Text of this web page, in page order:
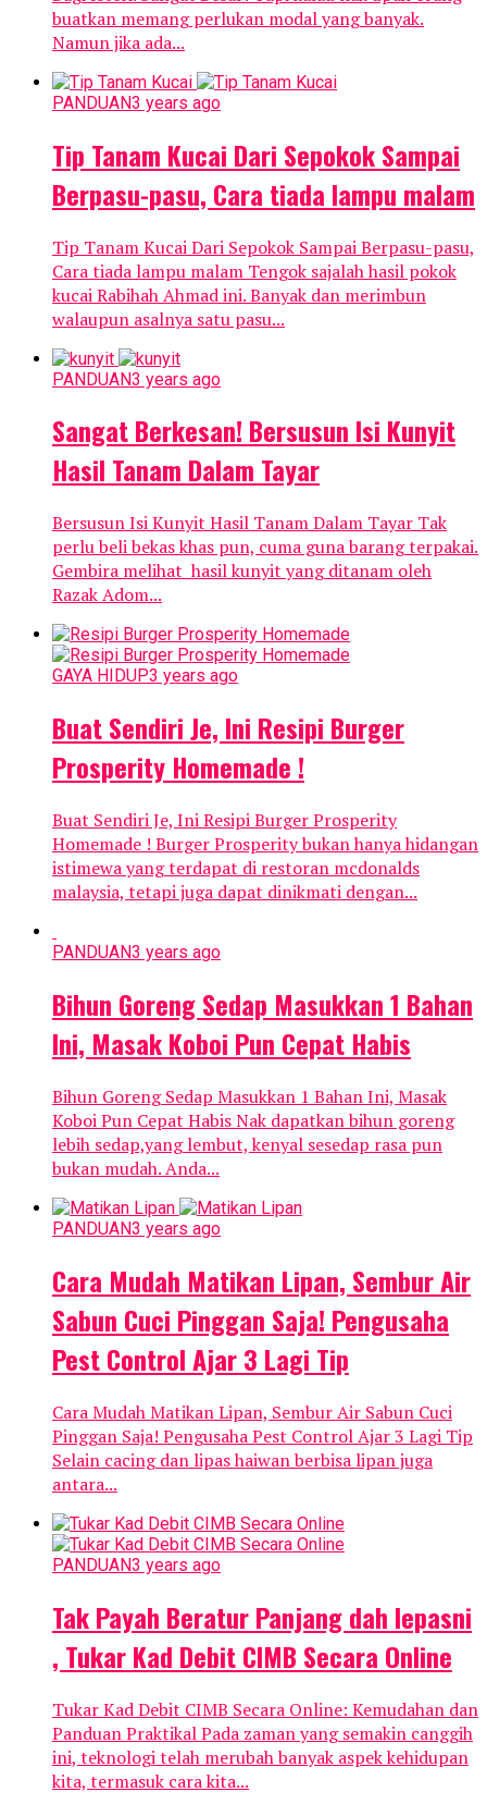
buatkan memang perlukan modal yang banyak.
Namun jika ada...
PANDUAN3 years ago
Tip Tanam Kucai Dari Sepokok Sampai
Berpasu-pasu, Cara tiada lampu malam
Tip Tanam Kucai Dari Sepokok Sampai Berpasu-pasu,
Cara tiada lampu malam Tengok sajalah hasil pokok
kucai Rabihah Ahmad ini. Banyak dan merimbun
walaupun asalnya satu pasu...
PANDUAN3 years ago
Sangat Berkesan! Bersusun Isi Kunyit
Hasil Tanam Dalam Tayar
Bersusun Isi Kunyit Hasil Tanam Dalam Tayar Tak
perlu beli bekas khas pun, cuma guna barang terpakai.
Gembira melihat hasil kunyit yang ditanam oleh
Razak Adom...
GAYA HIDUP3 years ago
Buat Sendiri Je, Ini Resipi Burger
Prosperity Homemade !
Buat Sendiri Je, Ini Resipi Burger Prosperity
Homemade ! Burger Prosperity bukan hanya hidangan
istimewa yang terdapat di restoran mcdonalds
malaysia, tetapi juga dapat dinikmati dengan...
PANDUAN3 years ago
Bihun Goreng Sedap Masukkan 1 Bahan
Ini, Masak Koboi Pun Cepat Habis
Bihun Goreng Sedap Masukkan 1 Bahan Ini, Masak
Koboi Pun Cepat Habis Nak dapatkan bihun goreng
lebih sedap,yang lembut, kenyal sesedap rasa pun
bukan mudah. Anda...
PANDUAN3 years ago
Cara Mudah Matikan Lipan, Sembur Air
Sabun Cuci Pinggan Saja! Pengusaha
Pest Control Ajar 3 Lagi Tip
Cara Mudah Matikan Lipan, Sembur Air Sabun Cuci
Pinggan Saja! Pengusaha Pest Control Ajar 3 Lagi Tip
Selain cacing dan lipas haiwan berbisa lipan juga
antara...
PANDUAN3 years ago
Tak Payah Beratur Panjang dah lepasni
, Tukar Kad Debit CIMB Secara Online
Tukar Kad Debit CIMB Secara Online: Kemudahan dan
Panduan Praktikal Pada zaman yang semakin canggih
ini, teknologi telah merubah banyak aspek kehidupan
kita, termasuk cara kita...